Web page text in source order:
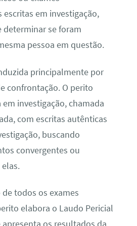
escritas em investigação,
determinar se foram
pessoa em questão.
principalmente por
confrontação. O perito
investigação, chamada
com escritas autênticas
buscando
convergentes ou
todos os exames
elabora o Laudo Pericial